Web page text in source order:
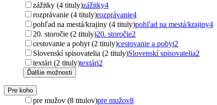
zážitky (4 tituly)zážitky4
rozprávanie (4 tituly)rozprávanie4
pohľad na mestá/krajiny (4 tituly)pohľad na mestá/krajiny4
20. storočie (2 tituly)20. storočie2
cestovanie a pobyt (2 tituly)cestovanie a pobyt2
Slovenskí spisovatelia (2 tituly)Slovenskí spisovatelia2
textári (2 tituly)textári2
Ďalšie možnosti
Pre koho
pre mužov (8 titulov)pre mužov8